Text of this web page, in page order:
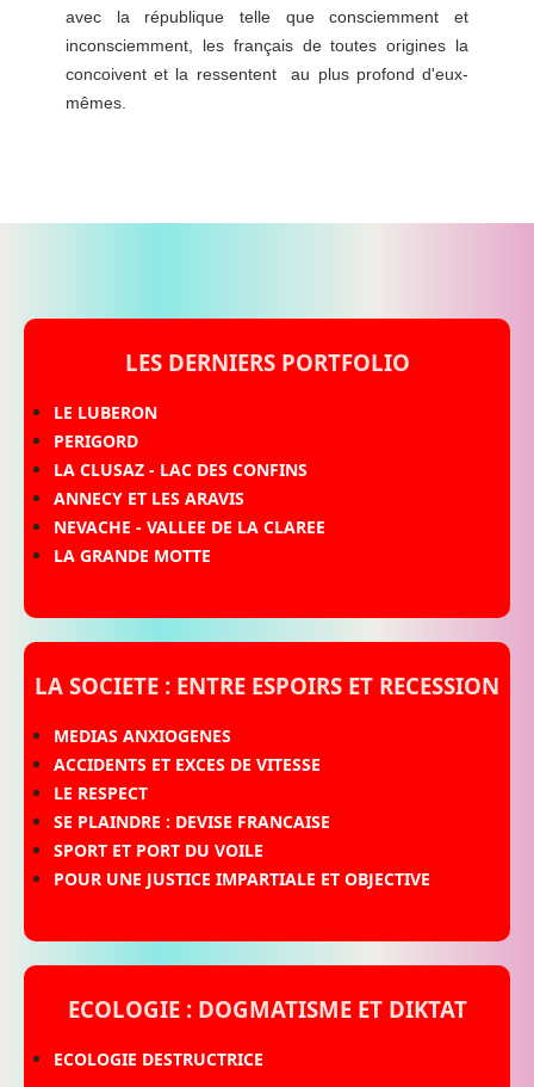
avec la république telle que consciemment et
inconsciemment, les français de toutes origines la
concoivent et la ressentent au plus profond d'eux-
mêmes.
LES DERNIERS PORTFOLIO
LE LUBERON
PERIGORD
LA CLUSAZ - LAC DES CONFINS
ANNECY ET LES ARAVIS
NEVACHE - VALLEE DE LA CLAREE
LA GRANDE MOTTE
LA SOCIETE : ENTRE ESPOIRS ET RECESSION
MEDIAS ANXIOGENES
ACCIDENTS ET EXCES DE VITESSE
LE RESPECT
SE PLAINDRE : DEVISE FRANCAISE
SPORT ET PORT DU VOILE
POUR UNE JUSTICE IMPARTIALE ET OBJECTIVE
ECOLOGIE : DOGMATISME ET DIKTAT
ECOLOGIE DESTRUCTRICE